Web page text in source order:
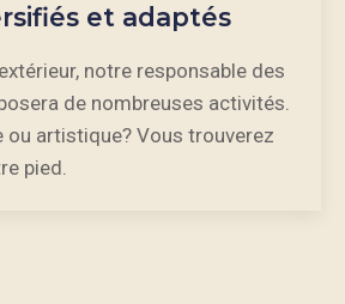
et adaptés
notre responsable des
de nombreuses activités.
ou artistique? Vous trouverez
pied.